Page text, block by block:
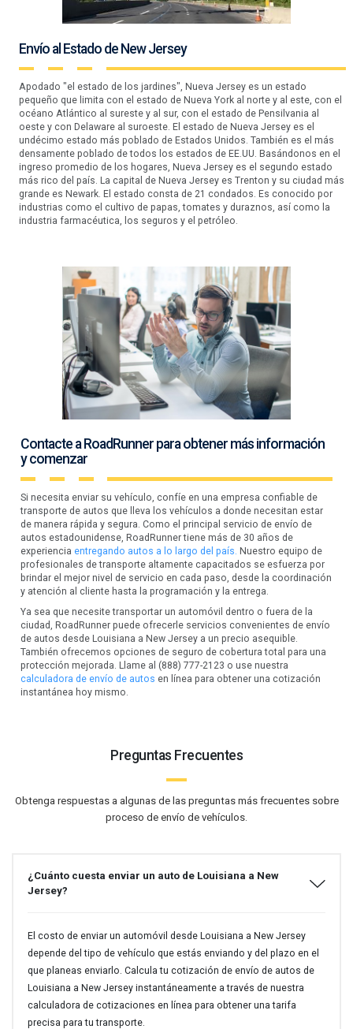
Envío al Estado de New Jersey
Apodado "el estado de los jardines", Nueva Jersey es un estado
pequeño que limita con el estado de Nueva York al norte y al este, con el
océano Atlántico al sureste y al sur, con el estado de Pensilvania al
oeste y con Delaware al suroeste. El estado de Nueva Jersey es el
undécimo estado más poblado de Estados Unidos. También es el más
densamente poblado de todos los estados de EE.UU. Basándonos en el
ingreso promedio de los hogares, Nueva Jersey es el segundo estado
más rico del país. La capital de Nueva Jersey es Trenton y su ciudad más
grande es Newark. El estado consta de 21 condados. Es conocido por
industrias como el cultivo de papas, tomates y duraznos, así como la
industria farmacéutica, los seguros y el petróleo.
Contacte a RoadRunner para obtener más información
y comenzar
Si necesita enviar su vehículo, confíe en una empresa confiable de
transporte de autos que lleva los vehículos a donde necesitan estar
de manera rápida y segura. Como el principal servicio de envío de
autos estadounidense, RoadRunner tiene más de 30 años de
experienciaentregando autos a lo largo del país. Nuestro equipo de
profesionales de transporte altamente capacitados se esfuerza por
brindar el mejor nivel de servicio en cada paso, desde la coordinación
y atención al cliente hasta la programación y la entrega.
Ya sea que necesite transportar un automóvil dentro o fuera de la
ciudad, RoadRunner puede ofrecerle servicios convenientes de envío
de autos desde Louisiana a New Jersey a un precio asequible.
También ofrecemos opciones de seguro de cobertura total para una
protección mejorada. Llame al (888) 777-2123 o use nuestra
calculadora de envío de autos en línea para obtener una cotización
instantánea hoy mismo.
Preguntas Frecuentes
Obtenga respuestas a algunas de las preguntas más frecuentes sobre
proceso de envío de vehículos.
¿Cuánto cuesta enviar un auto de Louisiana a New
Jersey?
El costo de enviar un automóvil desde Louisiana a New Jersey
depende del tipo de vehículo que estás enviando y del plazo en el
que planeas enviarlo. Calcula tu cotización de envío de autos de
Louisiana a New Jersey instantáneamente a través de nuestra
calculadora de cotizaciones en línea para obtener una tarifa
precisa para tu transporte.